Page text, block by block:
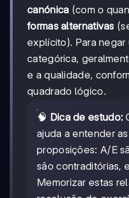
canónica (com o
formas alternativas
explícito). Para negar
categórica,
e a qualidade,
quadrado lógico.
🧠 Dica de estudo:
ajuda a entender
proposições: A/E
são contraditórias,
Memorizar estas